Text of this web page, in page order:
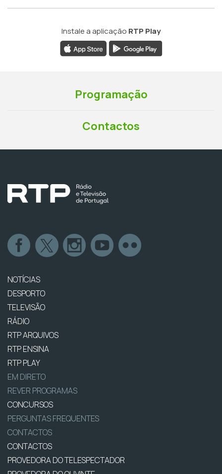
Instale a aplicação RTP Play
Programação
Contactos
NOTÍCIAS
DESPORTO
TELEVISÃO
RÁDIO
RTP ARQUIVOS
RTP ENSINA
RTP PLAY
EM DIRETO
REVER PROGRAMAS
CONCURSOS
PERGUNTAS FREQUENTES
CONTACTOS
CONTACTOS
PROVEDORA DO TELESPECTADOR